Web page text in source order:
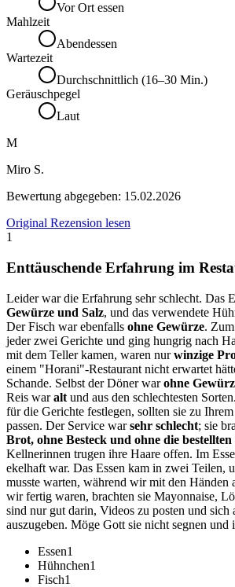
Vor Ort essen
Mahlzeit
Abendessen
Wartezeit
Durchschnittlich (16–30 Min.)
Geräuschpegel
Laut
M
Miro S.
Bewertung abgegeben: 15.02.2026
Original Rezension lesen
1
Enttäuschende Erfahrung im
Leider war die Erfahrung sehr schlecht. Das
Gewürze und Salz, und das verwendete
Der Fisch war ebenfalls ohne Gewürze.
jeder zwei Gerichte und ging hungrig nach
mit dem Teller kamen, waren nurwinzige
einem "Horani"-Restaurant nicht erwartet
Schande. Selbst der Döner warohne
Reis waralt und aus den schlechtesten
für die Gerichte festlegen, sollten sie zu
passen. Der Service warsehr schlecht; sie
Brot, ohne Besteck und ohne die
Kellnerinnen trugen ihre Haare offen. Im
ekelhaft war. Das Essen kam in zwei Teilen,
musste warten, während wir mit den Händen
wir fertig waren, brachten sie Mayonnaise,
sind nur gut darin, Videos zu posten und sich
auszugeben. Möge Gott sie nicht segnen und
Essen1
Hühnchen1
Fisch1